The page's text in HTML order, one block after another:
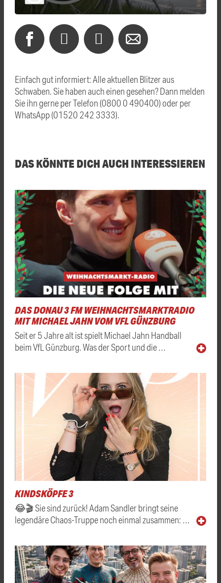
Einfach gut informiert: Alle aktuellen Blitzer aus
Schwaben. Sie haben auch einen gesehen? Dann melden
Sie ihn gerne per Telefon (0800 0 490400) oder per
WhatsApp (01520 242 3333).
DAS KÖNNTE DICH AUCH INTERESSIEREN
DAS DONAU 3 FM WEIHNACHTSMARKTRADIO
MIT MICHAEL JAHN VOM VFL GÜNZBURG
Seit er 5 Jahre alt ist spielt Michael Jahn Handball
beim VfL Günzburg. Was der Sport und die …
KINDSKÖPFE 3
😂🎬 Sie sind zurück! Adam Sandler bringt seine
legendäre Chaos-Truppe noch einmal zusammen: …